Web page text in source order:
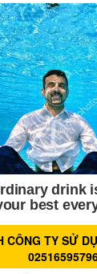
CÔNG TY SỬ